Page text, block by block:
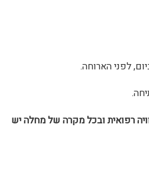
לפני הארוחה.
רפואית ובכל מקרה של מחלה יש